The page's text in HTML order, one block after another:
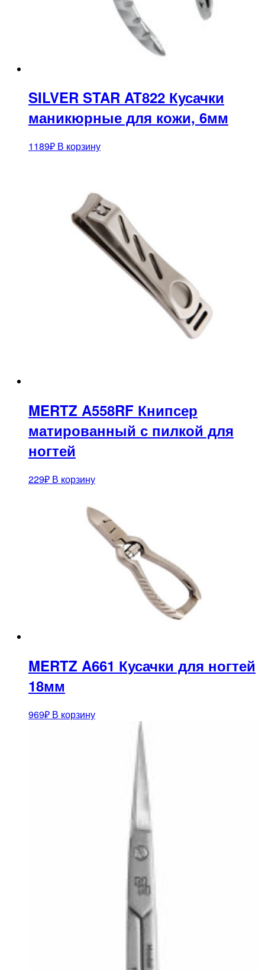
SILVER STAR AT822 Кусачки
маникюрные для кожи, 6мм
1189₽ В корзину
MERTZ A558RF Книпсер
матированный с пилкой для
ногтей
229₽ В корзину
MERTZ A661 Кусачки для ногтей
18мм
969₽ В корзину